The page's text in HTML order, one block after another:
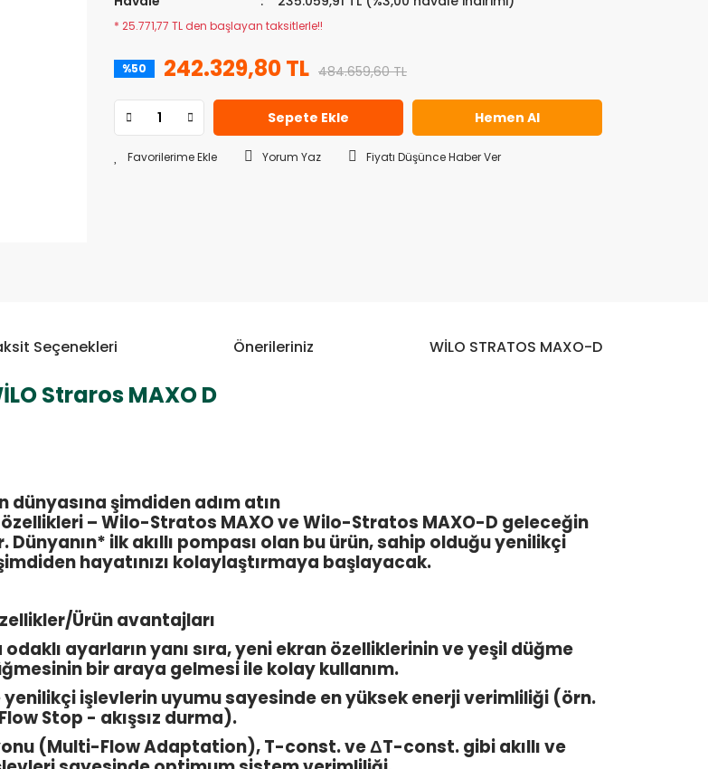
* 25.771,77 TL den başlayan taksitlerle!!
%50 242.329,80 TL 484.659,60 TL
Sepete Ekle Hemen Al
Yorum Yaz Fiyatı Düşünce Haber Ver
Seçenekleri Önerileriniz WİLO STRATOS MAXO-D
Straros MAXO D
dünyasına şimdiden adım atın
– Wilo-Stratos MAXO ve Wilo-Stratos MAXO-D geleceğin
ilk akıllı pompası olan bu ürün, sahip olduğu yenilikçi
hayatınızı kolaylaştırmaya başlayacak.
Ürün avantajları
ayarların yanı sıra, yeni ekran özelliklerinin ve yeşil düğme
bir araya gelmesi ile kolay kullanım.
işlevlerin uyumu sayesinde en yüksek enerji verimliliği (örn.
Stop - akışsız durma).
(Multi-Flow Adaptation), T-const. ve ΔT-const. gibi akıllı ve